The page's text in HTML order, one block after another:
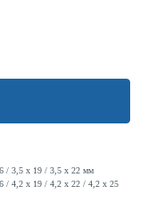
/ 3,5 x 19 / 3,5 x 22 мм
/ 4,2 x 19 / 4,2 x 22 / 4,2 x 25